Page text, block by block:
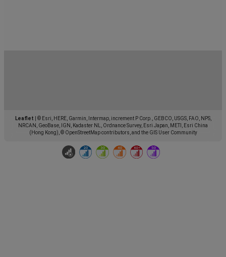
Leaflet
© Esri, HERE, Garmin, Intermap, increment P Corp., GEBCO, USGS, FAO, NPS,
NRCAN, GeoBase, IGN, Kadaster NL, Ordnance Survey, Esri Japan, METI, Esri China
(Hong Kong), © OpenStreetMap contributors, and the GIS User Community